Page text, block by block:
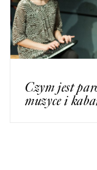
Czym jest
muzyce i